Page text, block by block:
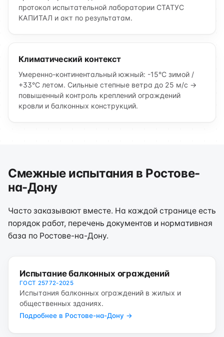
протокол испытательной лаборатории СТАТУС
КАПИТАЛ и акт по результатам.
Климатический контекст
Умеренно-континентальный южный: -15°C зимой /
+33°C летом. Сильные степные ветра до 25 м/с →
повышенный контроль креплений ограждений
кровли и балконных конструкций.
Смежные испытания в Ростове-
на-Дону
Часто заказывают вместе. На каждой странице есть
порядок работ, перечень документов и нормативная
база по Ростове-на-Дону.
Испытание балконных ограждений
ГОСТ 25772-2025
Испытания балконных ограждений в жилых и
общественных зданиях.
Подробнее в Ростове-на-Дону →